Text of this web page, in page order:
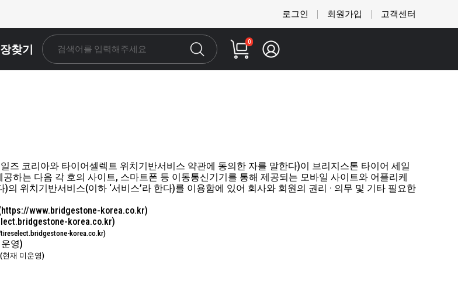
로그인 회원가입 고객센터
찾기 검색어를 입력해주세요
0
즈 코리아와 타이어셀렉트 위치기반서비스 약관에 동의한 자를 말한다)이 브리지스톤 타이어 세일
하는 다음 각 호의 사이트, 스마트폰 등 이동통신기기를 통해 제공되는 모바일 사이트와 어플리케
)의 위치기반서비스(이하 ‘서비스’라 한다)를 이용함에 있어 회사와 회원의 권리 · 의무 및 기타 필요한
www.bridgestone-korea.co.kr)
korea.co.kr)
korea.co.kr)
영)
(현재 미운영)